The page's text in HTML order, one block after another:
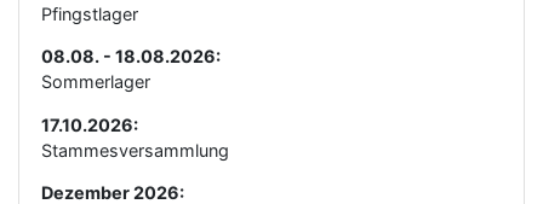
Pfingstlager
08.08. - 18.08.2026:
Sommerlager
17.10.2026:
Stammesversammlung
Dezember 2026: